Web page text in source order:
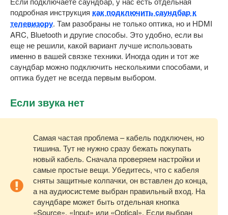
подробная инструкция как подключить саундбар к
телевизору. Там разобраны не только оптика, но и HDMI
ARC, Bluetooth и другие способы. Это удобно, если вы
еще не решили, какой вариант лучше использовать
именно в вашей связке техники. Иногда один и тот же
саундбар можно подключить несколькими способами, и
оптика будет не всегда первым выбором.
Если звука нет
Самая частая проблема – кабель подключен, но
тишина. Тут не нужно сразу бежать покупать
новый кабель. Сначала проверяем настройки и
самые простые вещи. Убедитесь, что с кабеля
сняты защитные колпачки, он вставлен до конца,
а на аудиосистеме выбран правильный вход. На
саундбаре может быть отдельная кнопка
«Source», «Input» или «Optical». Если выбран